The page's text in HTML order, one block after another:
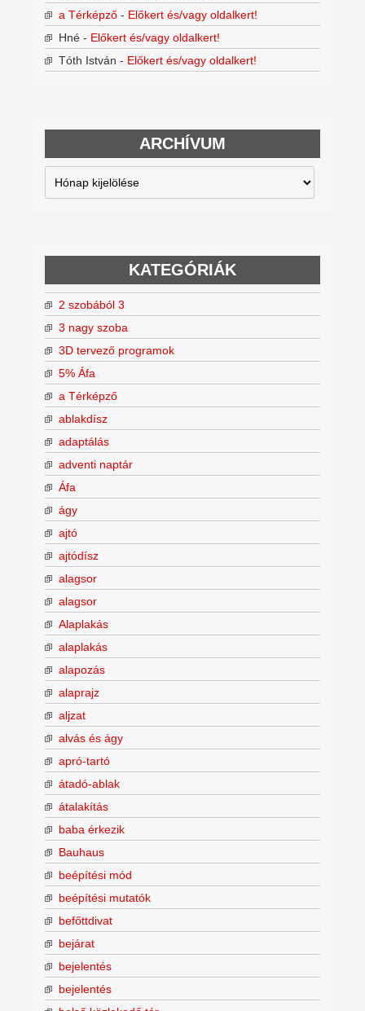
a Térképző - Előkert és/vagy oldalkert!
Hné - Előkert és/vagy oldalkert!
Tóth István - Előkert és/vagy oldalkert!
ARCHÍVUM
Archívum
KATEGÓRIÁK
2 szobából 3
3 nagy szoba
3D tervező programok
5% Áfa
a Térképző
ablakdísz
adaptálás
adventi naptár
Áfa
ágy
ajtó
ajtódísz
alagsor
alagsor
Alaplakás
alaplakás
alapozás
alaprajz
aljzat
alvás és ágy
apró-tartó
átadó-ablak
átalakítás
baba érkezik
Bauhaus
beépítési mód
beépítési mutatók
befőttdivat
bejárat
bejelentés
bejelentés